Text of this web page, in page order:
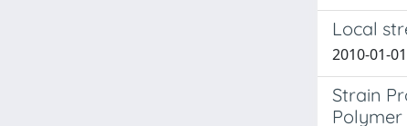
Local
2010-01-
Strain